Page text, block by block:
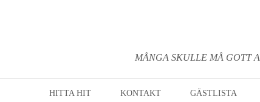
MÅNGA SKULLE MÅ GOTT
HITTA HIT KONTAKT GÄSTLISTA